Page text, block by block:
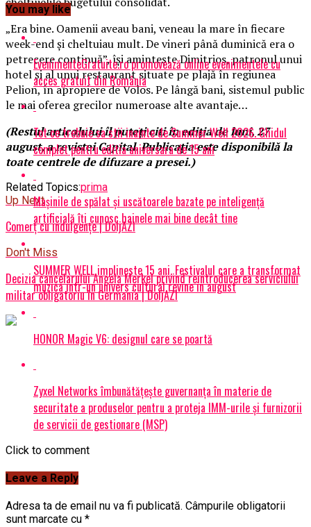
„Era bine. Oamenii aveau bani, veneau la mare în fiecare
week-end şi cheltuiau mult. De vineri până duminică era o
petrecere continuă”, îşi aminteşte Dimitrios, patronul unui
hotel şi al unui restaurant situate pe plajă în regiunea
Pelion, în apropiere de Volos. Pe lângă bani, sistemul public
le mai oferea grecilor numeroase alte avantaje…
(Restul articolului îl puteţi citi în ediţia de luni, 27
august, a revistei Capital. Publicaţia este disponibilă la
toate centrele de difuzare a presei.)
Related Topics:prima
Up Next
Comerţ cu indulgenţe | DoljAZI
Don't Miss
Decizia cancelarului Angela Merkel privind reintroducerea serviciului
militar obligatoriu în Germania | DoljAZI
You may like
EvenimenteGratuite.ro promovează online evenimentele cu
acces gratuit din România
Tot ce trebuie sa stii inainte de Summer Well 2026. Ghidul
complet pentru editia aniversara de 15 ani
Mașinile de spălat și uscătoarele bazate pe inteligență
artificială îți cunosc hainele mai bine decât tine
SUMMER WELL implineste 15 ani. Festivalul care a transformat
muzica intr-un univers cultural revine in august
HONOR Magic V6: designul care se poartă
Zyxel Networks îmbunătățește guvernanța în materie de
securitate a produselor pentru a proteja IMM-urile și furnizorii
de servicii de gestionare (MSP)
Click to comment
Leave a Reply
Adresa ta de email nu va fi publicată. Câmpurile obligatorii
sunt marcate cu *